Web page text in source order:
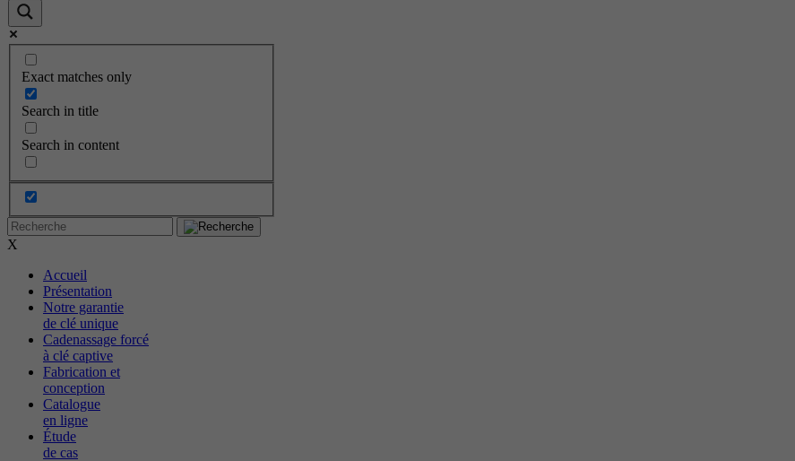
Exact matches only
Search in title
Search in content
X
Accueil
Présentation
Notre garantie
de clé unique
Cadenassage forcé
à clé captive
Fabrication et
conception
Catalogue
en ligne
Étude
de cas